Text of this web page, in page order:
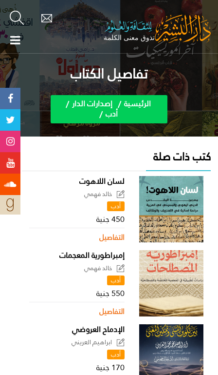
تفاصيل الكتاب
الرئيسية إصدارات الدار
أدب
كتب ذات صلة
لسان اللاهوت
خالد فهمي
أدب
450 جنية
التفاصيل
إمبراطورية المعجمات
خالد فهمي
أدب
550 جنية
التفاصيل
الإدماح العروضي
ابراهيم العريني
أدب
170 جنية